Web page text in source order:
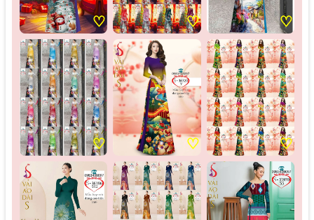
♡ ♡ ♡
♡ ♡ ♡